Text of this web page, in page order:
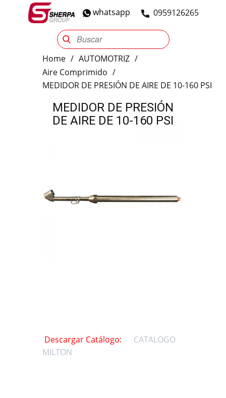
​0959126265
whatsapp
Sherpa Group Reencauche Automotriz
Home / AUTOMOTRIZ /
Aire Comprimido /
MEDIDOR DE PRESIÓN DE AIRE DE 10-160 PSI
MEDIDOR DE PRESIÓN
DE AIRE DE 10-160 PSI
Descargar Catálogo:
CATALOGO
MILTON